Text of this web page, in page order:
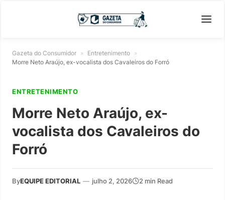
Gazeta do Consumidor » Entretenimento »
Morre Neto Araújo, ex-vocalista dos Cavaleiros do Forró
ENTRETENIMENTO
Morre Neto Araújo, ex-
vocalista dos Cavaleiros do
Forró
ByEQUIPE EDITORIAL — julho 2, 2026 2 min Read